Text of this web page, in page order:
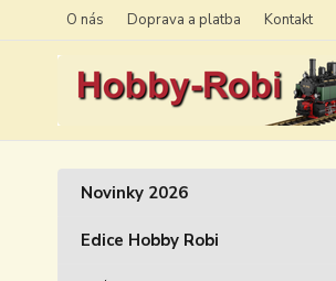
O nás Doprava a platba Kontakt
Novinky 2026
Edice Hobby Robi